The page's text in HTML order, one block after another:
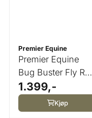
Premier Equine
Premier Equine
Bug Buster Fly Rug
Detachable Neck
...
1.399,-
Kjøp